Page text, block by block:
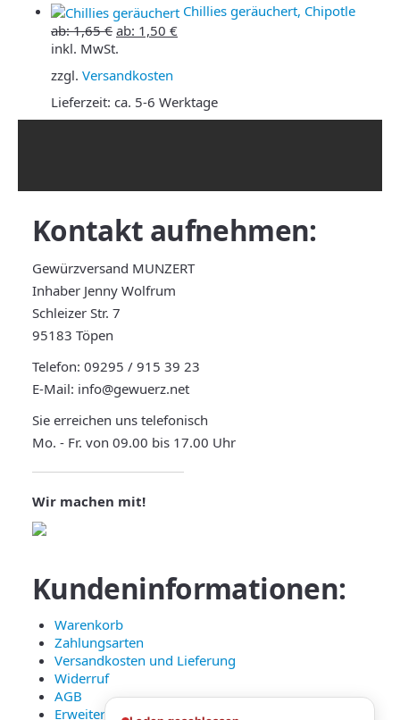
Chillies geräuchert, Chipotle
ab:1,65€ ab: 1,50 €
inkl. MwSt.
zzgl. Versandkosten
Lieferzeit: ca. 5-6 Werktage
Kontakt aufnehmen:
Gewürzversand MUNZERT
Inhaber Jenny Wolfrum
Schleizer Str. 7
95183 Töpen
Telefon: 09295 / 915 39 23
E-Mail: info@gewuerz.net
Sie erreichen uns telefonisch
Mo. - Fr. von 09.00 bis 17.00 Uhr
Wir machen mit!
Kundeninformationen:
Warenkorb
Zahlungsarten
Versandkosten und Lieferung
Widerruf
AGB
Erweiterte Datenschutzerklärung